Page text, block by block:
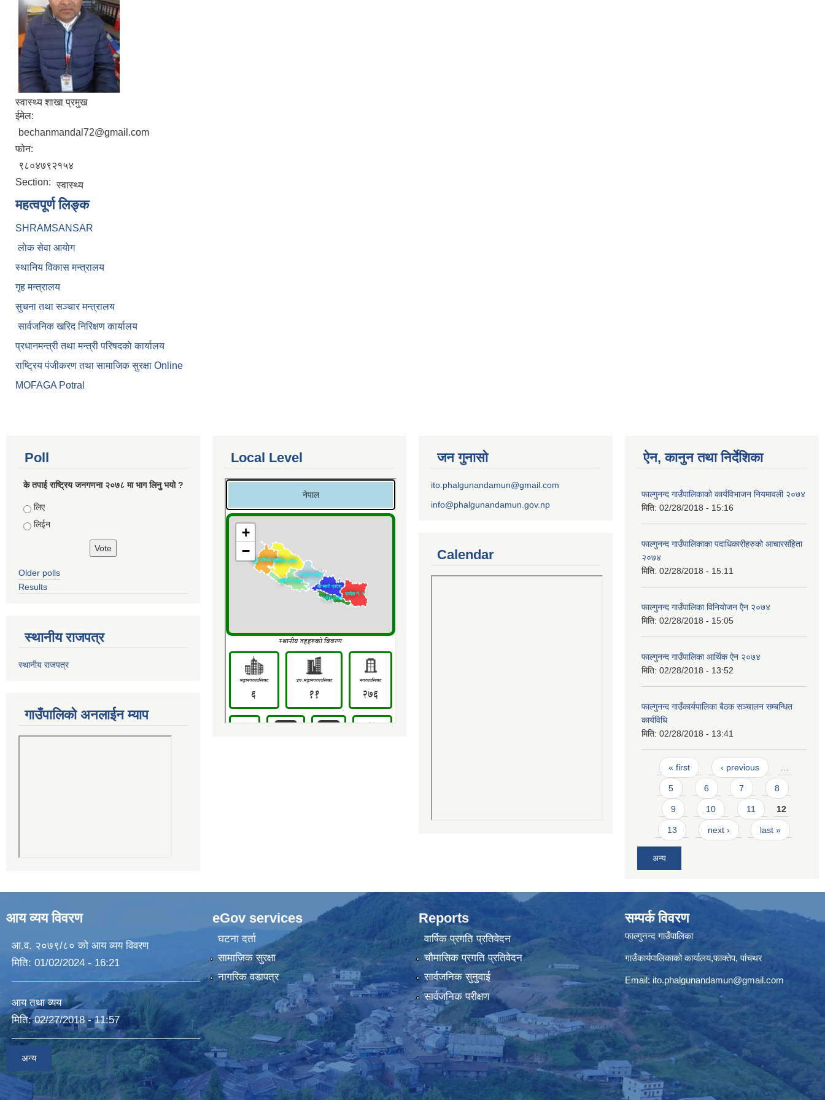
स्वास्थ्य शाखा प्रमुख
ईमेल:
bechanmandal72@gmail.com
फोन:
९८०४७९२१५४
Section: स्वास्थ्य
महत्वपूर्ण लिङ्क
SHRAMSANSAR
लाेक सेवा आयाेग
स्थानिय विकास मन्त्रालय
गृह मन्त्रालय
सुचना तथा सञ्चार मन्त्रालय
सार्वजनिक खरिद निरिक्षण कार्यालय
प्रधानमन्त्री तथा मन्त्री परिषदकाे कार्यालय
राष्ट्रिय पंजीकरण तथा सामाजिक सुरक्षा Online
MOFAGA Potral
Poll
के तपाई राष्ट्रिय जनगणना २०७८ मा भाग लिनु भयो ?
Choices
लिए
लिईन
Older polls
Results
स्थानीय राजपत्र
स्थानीय राजपत्र
गाउँपालिको अनलाईन म्याप
Local Level जन गुनासो
ito.phalgunandamun@gmail.com
info@phalgunandamun.gov.np
Calendar
ऐन, कानुन तथा निर्देशिका
फाल्गुनन्द गाउँपालिकाको कार्यविभाजन नियमावली २०७४
मिति: 02/28/2018 - 15:16
फाल्गुनन्द गाउँपालिकाका पदाधिकारीहरुको आचारसंहिता
२०७४
मिति: 02/28/2018 - 15:11
फाल्गुनन्द गाउँपालिका विनियोजन एैन २०७४
मिति: 02/28/2018 - 15:05
फाल्गुनन्द गाउँपालिका आर्थिक ऐन २०७४
मिति: 02/28/2018 - 13:52
फाल्गुनन्द गाउँकार्यपालिका बैठक सञ्चालन सम्बन्धित
कार्यविधि
मिति: 02/28/2018 - 13:41
Pages
« first ‹ previous
5 6 7 8
9 10 11 12
13 next › last »
अन्य
आय व्यय विवरण
आ.व. २०७९/८० को आय व्यय विवरण
मिति: 01/02/2024 - 16:21
आय तथा व्यय
मिति:02/27/2018 - 11:57
अन्य
eGov services
घटना दर्ता
सामाजिक सुरक्षा
नागरिक वडापत्र
Reports
वार्षिक प्रगति प्रतिवेदन
चौमासिक प्रगति प्रतिवेदन
सार्वजनिक सुनुवाई
सार्वजनिक परीक्षण
सम्पर्क विवरण
फाल्गुनन्द गाउँपालिका
गाउँकार्यपालिकाको कार्यालय,फाक्तेप, पांचथर
Email: ito.phalgunandamun@gmail.com